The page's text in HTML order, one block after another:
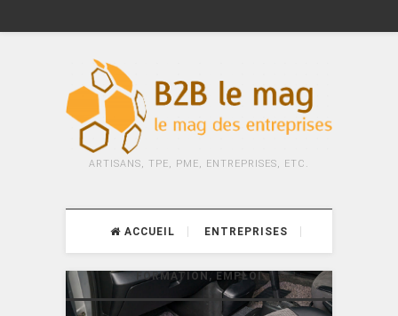
ARTISANS, TPE, PME, ENTREPRISES, ETC.
ACCUEIL ENTREPRISES
FORMATION, EMPLOI